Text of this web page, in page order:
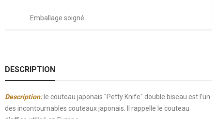
Emballage soigné
DESCRIPTION
Description:le couteau japonais "Petty Knife" double biseau est l’un
des incontournables couteaux japonais. Il rappelle le couteau